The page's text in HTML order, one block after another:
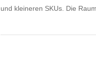
und kleineren SKUs. Die